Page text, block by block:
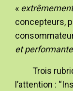
«
concepteurs,
et performante
Trois
l’attention :